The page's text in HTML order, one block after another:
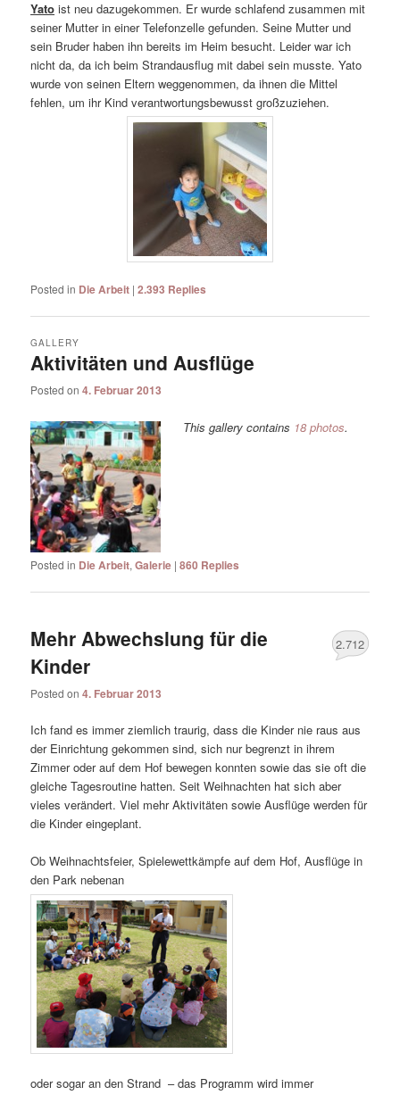
Yato ist neu dazugekommen. Er wurde schlafend zusammen mit
seiner Mutter in einer Telefonzelle gefunden. Seine Mutter und
sein Bruder haben ihn bereits im Heim besucht. Leider war ich
nicht da, da ich beim Strandausflug mit dabei sein musste. Yato
wurde von seinen Eltern weggenommen, da ihnen die Mittel
fehlen, um ihr Kind verantwortungsbewusst großzuziehen.
Posted in Die Arbeit |2.393 Replies
Aktivitäten und Ausflüge
GALLERY
Posted on4. Februar 2013
This gallery contains 18 photos.
Posted in Die Arbeit,Galerie |860 Replies
Mehr Abwechslung für die
Kinder
Posted on4. Februar 2013
2.712
Ich fand es immer ziemlich traurig, dass die Kinder nie raus aus
der Einrichtung gekommen sind, sich nur begrenzt in ihrem
Zimmer oder auf dem Hof bewegen konnten sowie das sie oft die
gleiche Tagesroutine hatten. Seit Weihnachten hat sich aber
vieles verändert. Viel mehr Aktivitäten sowie Ausflüge werden für
die Kinder eingeplant.
Ob Weihnachtsfeier, Spielewettkämpfe auf dem Hof, Ausflüge in
den Park nebenan
oder sogar an den Strand – das Programm wird immer